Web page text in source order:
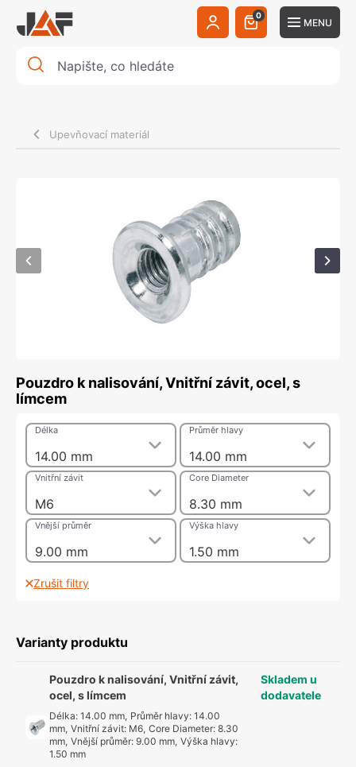
0
MENU
Upevňovací materiál
Pouzdro k nalisování, Vnitřní závit, ocel, s
límcem
14.00 mm
Délka
14.00 mm
Průměr hlavy
M6
Vnitřní závit
8.30 mm
Core Diameter
9.00 mm
Vnější průměr
1.50 mm
Výška hlavy
Zrušit filtry
Varianty produktu
Pouzdro k nalisování, Vnitřní závit,
ocel, s límcem
Délka:14.00 mm, Průměr hlavy:14.00
mm, Vnitřní závit: M6, Core Diameter:8.30
mm, Vnější průměr:9.00 mm, Výška hlavy:
1.50 mm
Skladem u
dodavatele